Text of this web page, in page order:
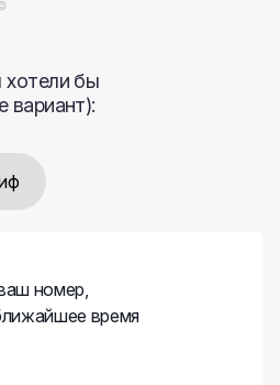
бы
вариант):
номер,
время